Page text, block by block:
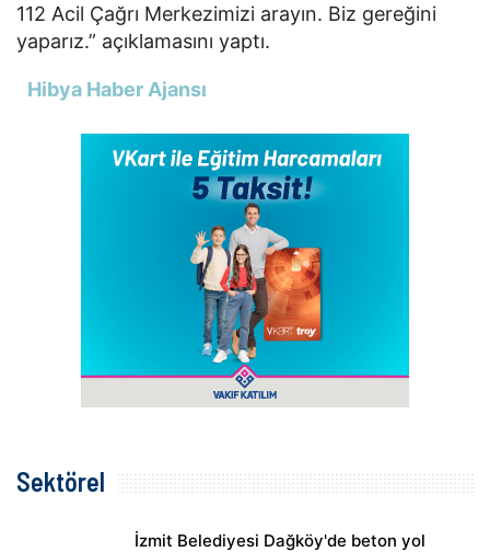
112 Acil Çağrı Merkezimizi arayın. Biz gereğini
yaparız.” açıklamasını yaptı.
Hibya Haber Ajansı
Sektörel
İzmit Belediyesi Dağköy'de beton yol